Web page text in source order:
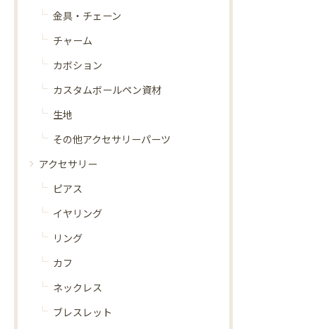
金具・チェーン
チャーム
カボション
カスタムボールペン資材
生地
その他アクセサリーパーツ
アクセサリー
ピアス
イヤリング
リング
カフ
ネックレス
ブレスレット